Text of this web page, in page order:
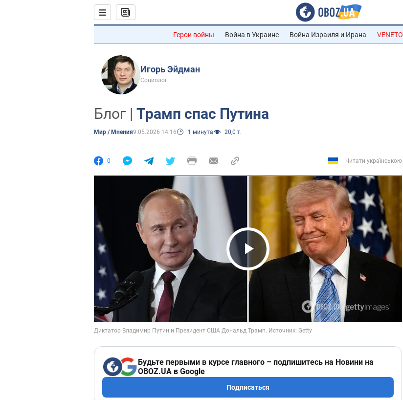
Герои войны Война в Украине Война Израиля и Ирана VENETO
Игорь Эйдман
Социолог
Блог | Трамп спас Путина
Мир / Мнения9.05.2026 14:16 1 минута 20,0 т.
0 Читати українською
Play Video
Будьте первыми в курсе главного – подпишитесь на Новини на
OBOZ.UA в Google
Подписаться